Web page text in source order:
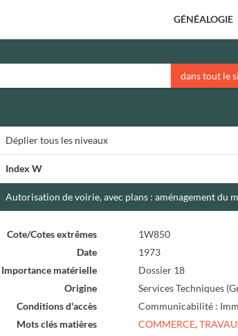
GÉNÉALOGIE
dans tout le
Dépliertous les niveaux
Index W
Autorisation de voirie, avec plans : aménagement du
Cote/Cotes extrêmes
1W850
Date
1973
Importance matérielle
Dossier 18
Origine
Services Techniques
Conditions d'accès
Communicabilité :
Mots clés matières
COMMERCE,